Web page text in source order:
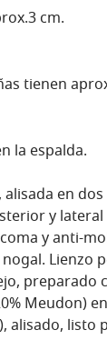
cm.
tienen
la espalda.
en
y lateral
y anti-
Lienzo
preparado
Meudon)
alisado, listo